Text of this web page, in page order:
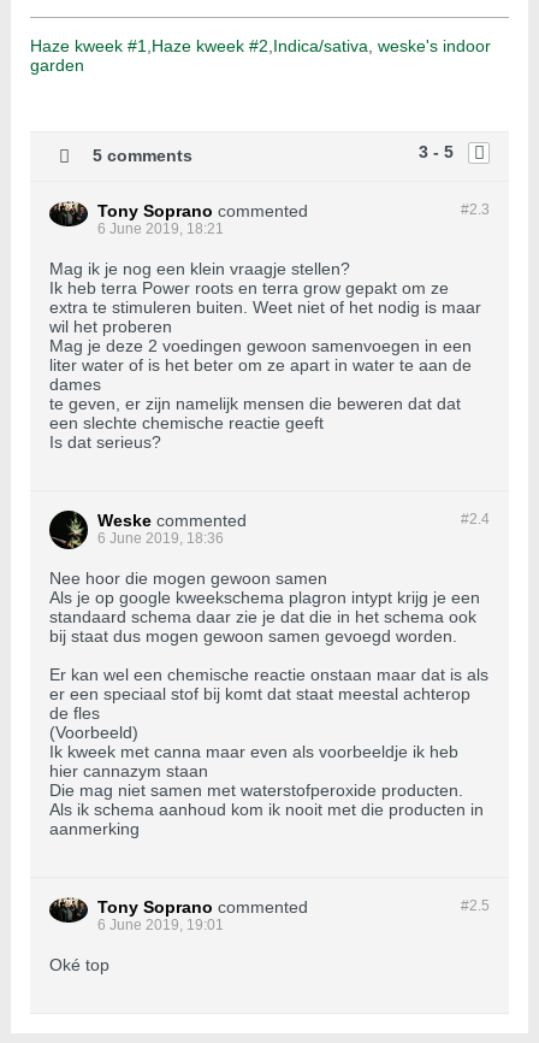
Haze kweek #1 Haze kweek #2 Indica/sativa weske's indoor
garden
3 - 5
5 comments
#2.3
Tony Soprano commented
6 June 2019, 18:21
Mag ik je nog een klein vraagje stellen?
Ik heb terra Power roots en terra grow gepakt om ze
extra te stimuleren buiten. Weet niet of het nodig is maar
wil het proberen
Mag je deze 2 voedingen gewoon samenvoegen in een
liter water of is het beter om ze apart in water te aan de
dames
te geven, er zijn namelijk mensen die beweren dat dat
een slechte chemische reactie geeft
Is dat serieus?
#2.4
Weske commented
6 June 2019, 18:36
Nee hoor die mogen gewoon samen
Als je op google kweekschema plagron intypt krijg je een
standaard schema daar zie je dat die in het schema ook
bij staat dus mogen gewoon samen gevoegd worden.
Er kan wel een chemische reactie onstaan maar dat is als
er een speciaal stof bij komt dat staat meestal achterop
de fles
(Voorbeeld)
Ik kweek met canna maar even als voorbeeldje ik heb
hier cannazym staan
Die mag niet samen met waterstofperoxide producten.
Als ik schema aanhoud kom ik nooit met die producten in
aanmerking
#2.5
Tony Soprano commented
6 June 2019, 19:01
Oké top